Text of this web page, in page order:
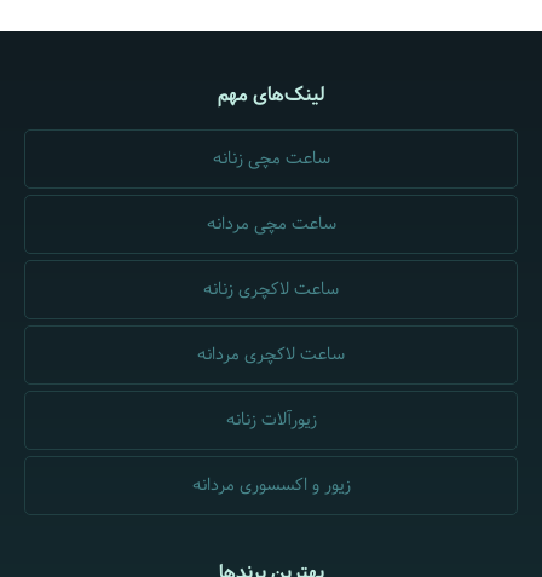
لینک‌های مهم
ساعت مچی زنانه
ساعت مچی مردانه
ساعت لاکچری زنانه
ساعت لاکچری مردانه
زیورآلات زنانه
زیور و اکسسوری مردانه